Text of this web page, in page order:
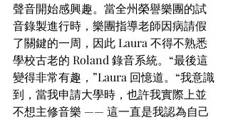
聲音開始感興趣。當全州榮譽樂團的試
音錄製進行時，樂團指導老師因病請假
了關鍵的一周，因此 Laura 不得不熟悉
學校古老的 Roland 錄音系統。“最後這
變得非常有趣，”Laura 回憶道。“我意識
到，當我申請大學時，也許我實際上並
不想主修音樂 —— 這一直是我認為自己